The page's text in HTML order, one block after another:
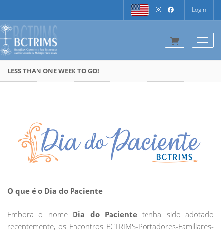
Login
LESS THAN ONE WEEK TO GO!
O que é o Dia do Paciente
Embora o nome Dia do Pacientetenha sido adotado
recentemente, os Encontros BCTRIMS-Portadores-Familiares-